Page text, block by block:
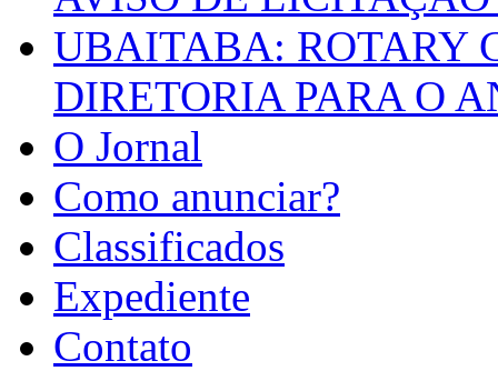
UBAITABA: ROTARY
DIRETORIA PARA O
O Jornal
Como anunciar?
Classificados
Expediente
Contato